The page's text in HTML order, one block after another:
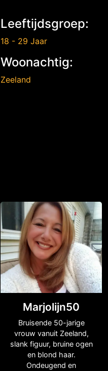
Leeftijdsgroep:
18 - 29 Jaar
Woonachtig:
Zeeland
Marjolijn50
Bruisende 50-jarige
vrouw vanuit Zeeland,
slank figuur, bruine ogen
en blond haar.
Ondeugend en